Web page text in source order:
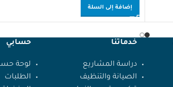
إضافة إلى السلة
خدماتنا
دراسة المشاريع
الصيانة والتنظيف
حسابي
لوحة
الطلبات